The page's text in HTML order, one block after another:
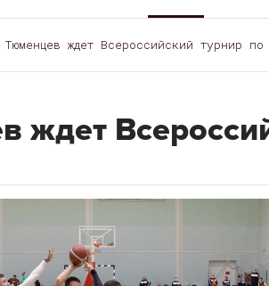
Тюменцев ждет Всероссийский турнир
ждет